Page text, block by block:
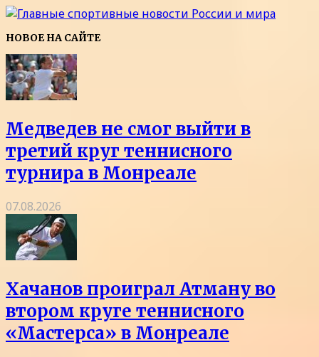
НОВОЕ НА САЙТЕ
Медведев не смог выйти в
третий круг теннисного
турнира в Монреале
07.08.2026
Хачанов проиграл Атману во
втором круге теннисного
«Мастерса» в Монреале